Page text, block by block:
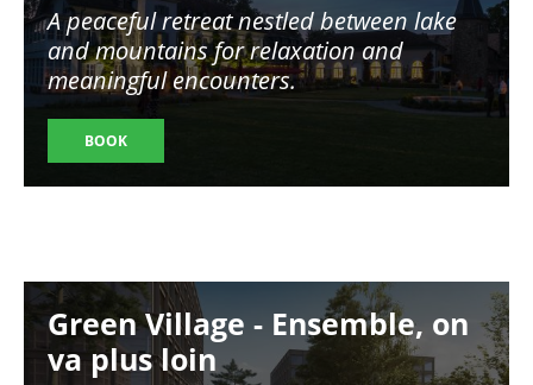
A peaceful retreat nestled between lake
and mountains for relaxation and
meaningful encounters.
BOOK
Image
Green Village - Ensemble, on
va plus loin